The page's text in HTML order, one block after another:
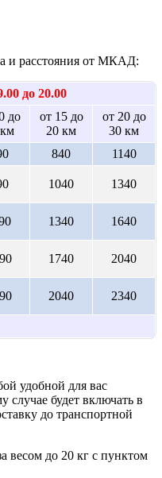
и расстояния от МКАД:
до 20.00
до
от 15 до
20 км
от 20 до
30 км
840
1140
1040 1340
1340 1640
1740 2040
2040 2340
удобной для вас
случае будет включать в
до транспортной
весом до 20 кг с пунктом